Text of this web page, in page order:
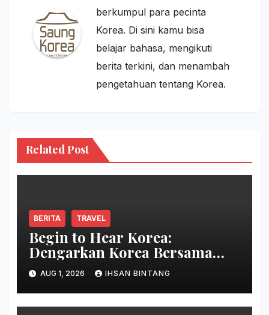
berkumpul para pecinta
Korea. Di sini kamu bisa
belajar bahasa, mengikuti
berita terkini, dan menambah
pengetahuan tentang Korea.
Related Post
BERITA TRAVEL
Begin to Hear Korea:
Dengarkan Korea Bersama
Park Bo Gum
AUG 1, 2026 IHSAN BINTANG